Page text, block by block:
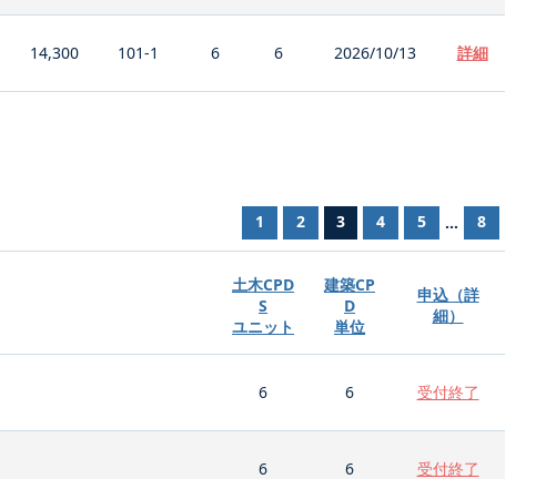
14,300 101-1 6 6 2026/10/13 詳細
1 2 3 4 5 ... 8
土木CPD
S
ユニット
建築CP
D
単位
申込（詳
細）
6 6 受付終了
6 6 受付終了